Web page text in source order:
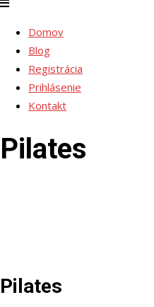
Domov
Blog
Registrácia
Prihlásenie
Kontakt
Pilates
Pilates